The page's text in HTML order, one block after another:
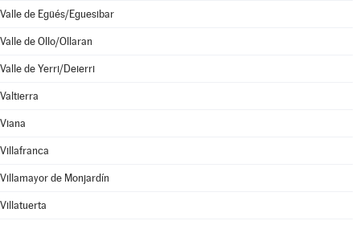
Valle de Egüés/Eguesibar
Valle de Ollo/Ollaran
Valle de Yerri/Deierri
Valtierra
Viana
Villafranca
Villamayor de Monjardín
Villatuerta